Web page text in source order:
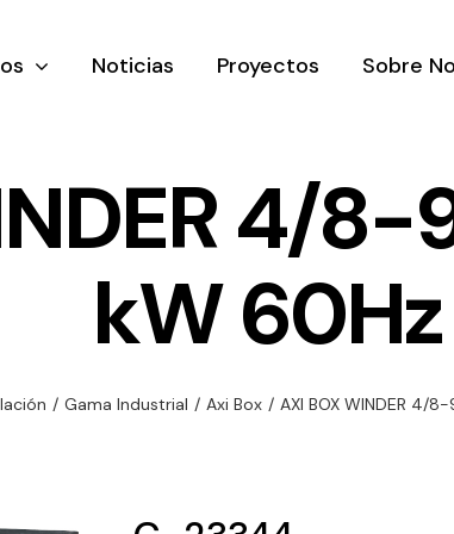
gama
Ventilación
Amplia gama de
equipos de
Noticias Proyectos Sobre
4/
kW 60Hz
/ Gama Industrial / Axi Box / AXI BOX WINDER 4/